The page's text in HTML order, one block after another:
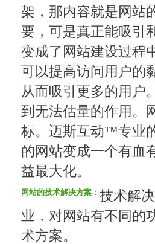
架，那内容就是网站
要，可是真正能吸引
变成了网站建设过程
可以提高访问用户的
从而吸引更多的用户
到无法估量的作用。
标。迈斯互动™专业
的网站变成一个有血
益最大化。
网站的技术解决方案： 技术解
业，对网站有不同的
术方案。